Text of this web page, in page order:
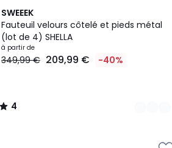
SWEEEK
Fauteuil velours côtelé et pieds métal
(lot de 4) SHELLA
à partir de
349,99 € 209,99 € -40%
4
/
5
5
Couleurs
4
/